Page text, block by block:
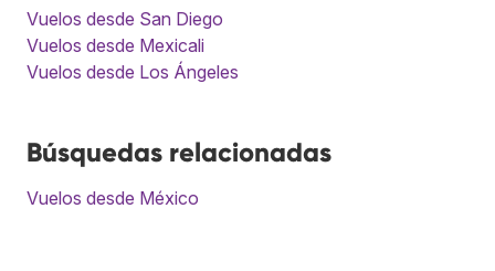
Vuelos desde San Diego
Vuelos desde Mexicali
Vuelos desde Los Ángeles
Búsquedas relacionadas
Vuelos desde México